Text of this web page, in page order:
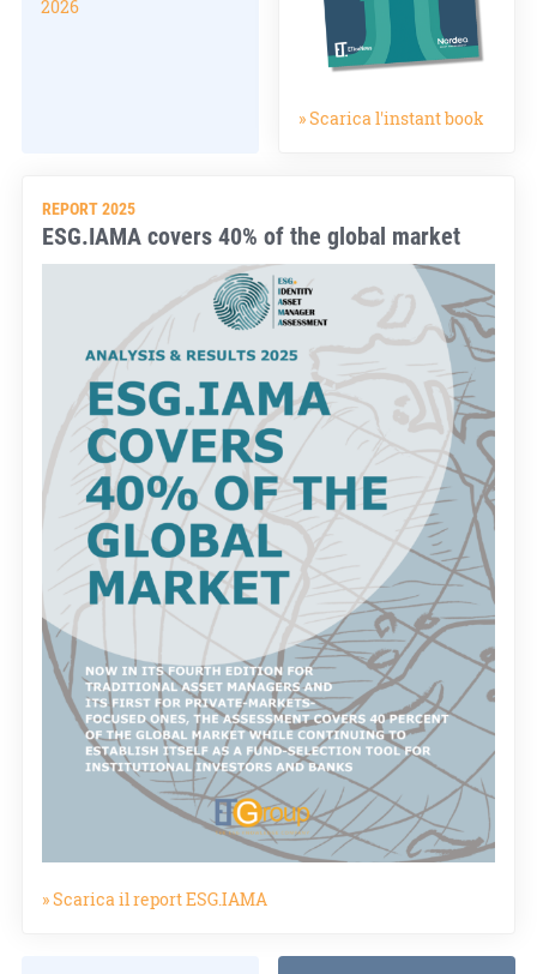
2026
» Scarica l'instant book
REPORT 2025
ESG.IAMA covers 40% of the global market
» Scarica il report ESG.IAMA